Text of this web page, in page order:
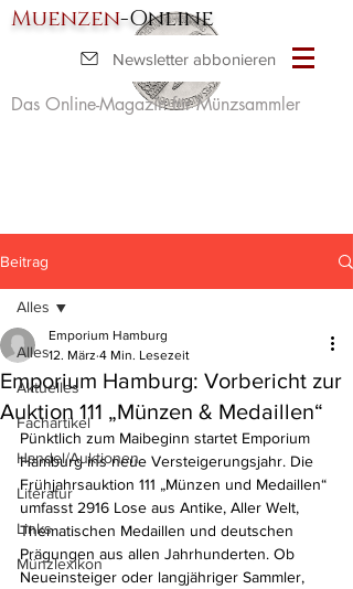
Muenzen-Online
Das Online-Magazin für Münzsammler
Newsletter abbonieren
Beitrag
Alles
Aktuelles
Fachartikel
Handel/Auktionen
Literatur
Links
Münzlexikon
Alles
Emporium Hamburg: Vorbericht zur
Auktion 111 „Münzen & Medaillen“
Emporium Hamburg
12. März 4 Min. Lesezeit
Pünktlich zum Maibeginn startet Emporium
Hamburg ins neue Versteigerungsjahr. Die
Frühjahrsauktion 111 „Münzen und Medaillen“
umfasst 2916 Lose aus Antike, Aller Welt,
Thematischen Medaillen und deutschen
Prägungen aus allen Jahrhunderten. Ob
Neueinsteiger oder langjähriger Sammler,